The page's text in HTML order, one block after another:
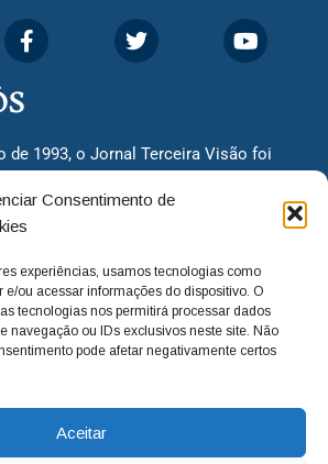
Consentimento de
experiências, usamos tecnologias como
ou acessar informações do dispositivo. O
tecnologias nos permitirá processar dados
navegação ou IDs exclusivos neste site. Não
pode afetar negativamente certos
Aceitar
de 1993, o Jornal Terceira Visão foi
já que naquela época só existiam
de 30 anos, o jornal continua
as melhores notícias. Nunca
necessidades do cidadão, sempre
públicos em busca de melhorias
cobrando resoluções para casos